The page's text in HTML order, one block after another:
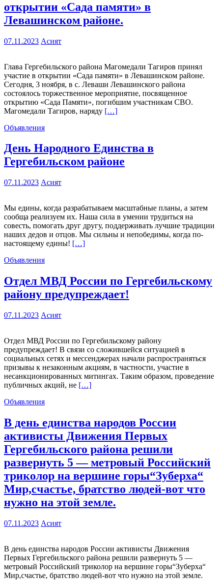
открытии «Сада памяти» в
Левашинском районе.
07.11.2023 Асият
Глава Гергебильского района Магомедали Тагиров принял
участие в открытии «Сада памяти» в Левашинском районе.
Сегодня, 3 ноября, в с. Леваши Левашинского района
состоялось торжественное мероприятие, посвященное
открытию «Сада Памяти», погибшим участникам СВО.
Магомедали Тагиров, наряду […]
Объявления
День Народного Единства в
Гергебильском районе
07.11.2023 Асият
Мы едины, когда разрабатываем масштабные планы, а затем
сообща реализуем их. Наша сила в умении трудиться на
совесть, помогать друг другу, поддерживать лучшие традиции
наших дедов и отцов. Мы сильны и непобедимы, когда по-
настоящему едины! […]
Объявления
Отдел МВД России по Гергебильскому
району предупреждает!
07.11.2023 Асият
Отдел МВД России по Гергебильскому району
предупреждает! В связи со сложившейся ситуацией в
социальных сетях и мессенджерах начали распространяться
призывы к незаконным акциям, в частности, участие в
несанкционированных митингах. Таким образом, проведение
публичных акций, не […]
Объявления
В день единства народов России
активисты Движения Первых
Гергебильского района решили
развернуть 5 — метровый Российский
триколор на вершине горы“Зуберха“
Мир,счастье, братство людей-вот что
нужно на этой земле.
07.11.2023 Асият
В день единства народов России активисты Движения
Первых Гергебильского района решили развернуть 5 —
метровый Российский триколор на вершине горы“Зуберха“
Мир,счастье, братство людей-вот что нужно на этой земле.